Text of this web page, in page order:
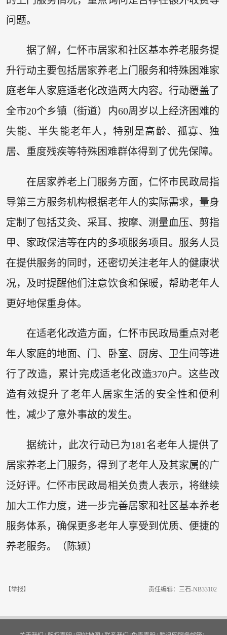
问题。
据了解，仁怀市居家和社区基本养老服务提
升行动主要包括居家养老上门服务和特殊困难家
庭老年人家庭适老化改造两大内容。行动覆盖了
全市20个乡镇（街道）内60周岁以上经济困难的
失能、半失能老年人，特别是高龄、孤寡、独
居、重度残疾等特殊困难群体得到了优先保障。
在居家养老上门服务方面，仁怀市民政局指
导第三方服务机构根据老年人的实际需求，量身
定制了包括艾灸、采耳、按摩、测量血压、剪指
甲、家政保洁等在内的多项服务项目。服务人员
在提供服务的同时，还密切关注老年人的健康状
况，及时提醒他们注意饮食和保暖，帮助老年人
更好地保重身体。
在适老化改造方面，仁怀市民政局重点对老
年人家庭的地面、门、卧室、厨房、卫生间等进
行了改造，累计完成适老化改造370户。这些改
造有效提升了老年人居家生活的安全性和便利
性，减少了意外事故的发生。
据统计，此次行动已为181名老年人提供了
居家养老上门服务，得到了老年人及其家属的广
泛好评。仁怀市民政局相关负责人表示，将继续
加大工作力度，进一步完善居家和社区基本养老
服务体系，确保更多老年人享受到优质、便捷的
养老服务。（陈颖）
【举报】 责任编辑：三石-NB33102